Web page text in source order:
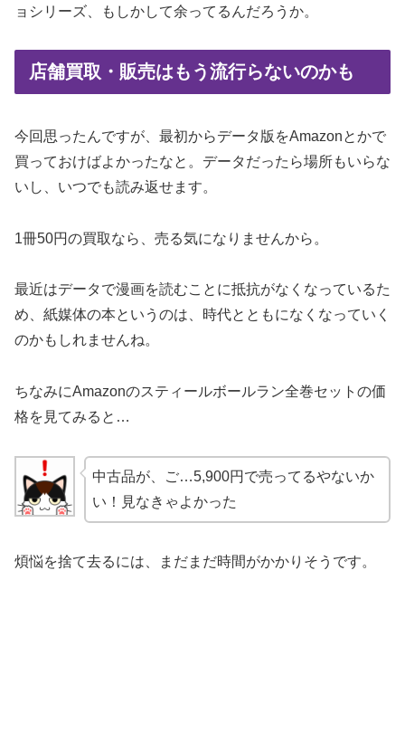
ョシリーズ、もしかして余ってるんだろうか。
店舗買取・販売はもう流行らないのかも
今回思ったんですが、最初からデータ版をAmazonとかで
買っておけばよかったなと。データだったら場所もいらな
いし、いつでも読み返せます。
1冊50円の買取なら、売る気になりませんから。
最近はデータで漫画を読むことに抵抗がなくなっているた
め、紙媒体の本というのは、時代とともになくなっていく
のかもしれませんね。
ちなみにAmazonのスティールボールラン全巻セットの価
格を見てみると…
中古品が、ご…5,900円で売ってるやないか
い！見なきゃよかった
煩悩を捨て去るには、まだまだ時間がかかりそうです。